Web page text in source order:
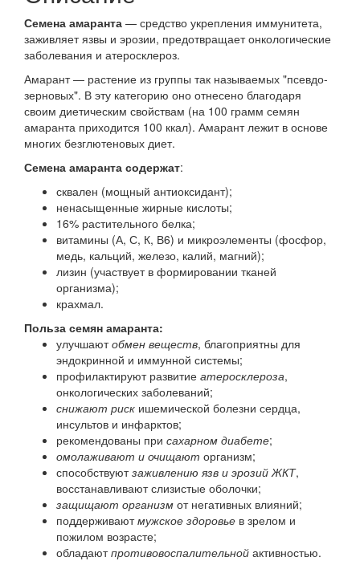
Семена амаранта — средство укрепления иммунитета,
заживляет язвы и эрозии, предотвращает онкологические
заболевания и атеросклероз.
Амарант — растение из группы так называемых "псевдо-
зерновых". В эту категорию оно отнесено благодаря
своим диетическим свойствам (на 100 грамм семян
амаранта приходится 100 ккал). Амарант лежит в основе
многих безглютеновых диет.
Семена амаранта содержат:
сквален (мощный антиоксидант);
ненасыщенные жирные кислоты;
16% растительного белка;
витамины (А, С, К, В6) и микроэлементы (фосфор,
медь, кальций, железо, калий, магний);
лизин (участвует в формировании тканей
организма);
крахмал.
Польза семян амаранта:
улучшаютобмен веществ, благоприятны для
эндокринной и иммунной системы;
профилактируют развитие атеросклероза,
онкологических заболеваний;
снижают риск ишемической болезни сердца,
инсультов и инфарктов;
рекомендованы при сахарном диабете;
омолаживают и очищают организм;
способствуютзаживлению язв и эрозий ЖКТ,
восстанавливают слизистые оболочки;
защищают организм от негативных влияний;
поддерживаютмужское здоровье в зрелом и
пожилом возрасте;
обладаютпротивовоспалительной активностью.